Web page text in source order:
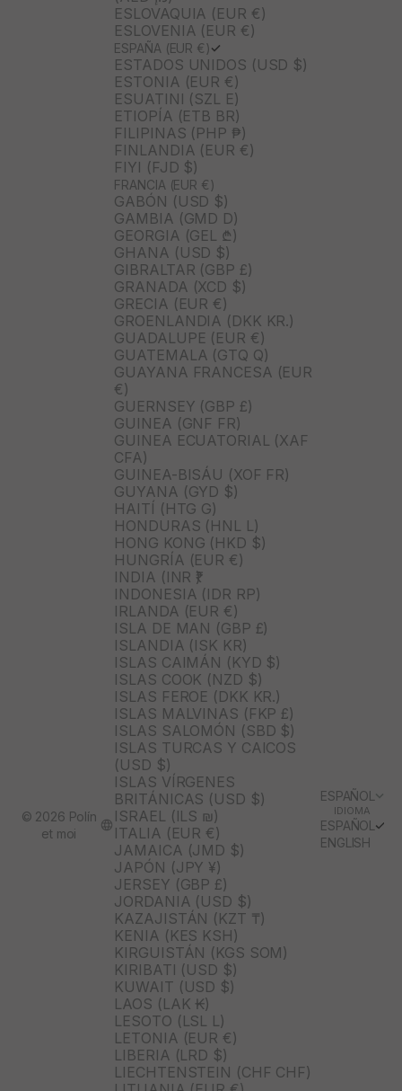
ESLOVAQUIA (EUR €)
ESLOVENIA (EUR €)
ESPAÑA (EUR €)
ESTADOS UNIDOS (USD $)
ESTONIA (EUR €)
ESUATINI (SZL E)
ETIOPÍA (ETB BR)
FILIPINAS (PHP ₱)
FINLANDIA (EUR €)
FIYI (FJD $)
FRANCIA (EUR €)
GABÓN (USD $)
GAMBIA (GMD D)
GEORGIA (GEL ₾)
GHANA (USD $)
GIBRALTAR (GBP £)
GRANADA (XCD $)
GRECIA (EUR €)
GROENLANDIA (DKK KR.)
GUADALUPE (EUR €)
GUATEMALA (GTQ Q)
GUAYANA FRANCESA (EUR
€)
GUERNSEY (GBP £)
GUINEA (GNF FR)
GUINEA ECUATORIAL (XAF
CFA)
GUINEA-BISÁU (XOF FR)
GUYANA (GYD $)
HAITÍ (HTG G)
HONDURAS (HNL L)
HONG KONG (HKD $)
HUNGRÍA (EUR €)
INDIA (INR ₹)
INDONESIA (IDR RP)
IRLANDA (EUR €)
ISLA DE MAN (GBP £)
ISLANDIA (ISK KR)
ISLAS CAIMÁN (KYD $)
ISLAS COOK (NZD $)
ISLAS FEROE (DKK KR.)
ISLAS MALVINAS (FKP £)
ISLAS SALOMÓN (SBD $)
ISLAS TURCAS Y CAICOS
(USD $)
ISLAS VÍRGENES
BRITÁNICAS (USD $)
ISRAEL (ILS ₪)
ITALIA (EUR €)
JAMAICA (JMD $)
JAPÓN (JPY ¥)
JERSEY (GBP £)
JORDANIA (USD $)
KAZAJISTÁN (KZT ₸)
KENIA (KES KSH)
KIRGUISTÁN (KGS SOM)
KIRIBATI (USD $)
KUWAIT (USD $)
LAOS (LAK ₭)
LESOTO (LSL L)
LETONIA (EUR €)
LIBERIA (LRD $)
LIECHTENSTEIN (CHF CHF)
ESPAÑOL
IDIOMA
ESPAÑOL
ENGLISH
© 2026 Polín
et moi